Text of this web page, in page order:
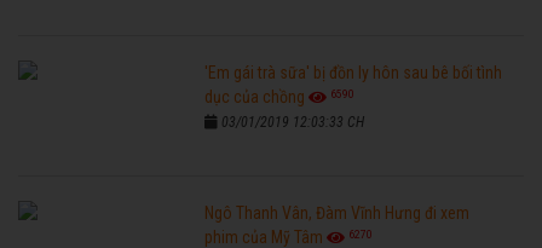
'Em gái trà sữa' bị đồn ly hôn sau bê bối tình
dục của chồng
6590
03/01/2019 12:03:33 CH
Ngô Thanh Vân, Đàm Vĩnh Hưng đi xem
phim của Mỹ Tâm
6270